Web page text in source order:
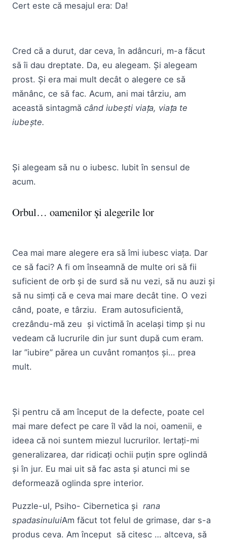
Cert este că mesajul era: Da!
Cred că a durut, dar ceva, în adâncuri, m-a făcut
să îi dau dreptate. Da, eu alegeam. Și alegeam
prost. Și era mai mult decât o alegere ce să
mănânc, ce să fac. Acum, ani mai târziu, am
această sintagmă când iubești viața, viața te
iubește.
Și alegeam să nu o iubesc. Iubit în sensul de
acum.
Orbul… oamenilor și alegerile lor
Cea mai mare alegere era să îmi iubesc viața. Dar
ce să faci? A fi om înseamnă de multe ori să fii
suficient de orb și de surd să nu vezi, să nu auzi și
să nu simți că e ceva mai mare decât tine. O vezi
când, poate, e târziu. Eram autosuficientă,
crezându-mă zeu și victimă în același timp și nu
vedeam că lucrurile din jur sunt după cum eram.
Iar ”iubire” părea un cuvânt romanțos și… prea
mult.
Și pentru că am început de la defecte, poate cel
mai mare defect pe care îl văd la noi, oamenii, e
ideea că noi suntem miezul lucrurilor. Iertați-mi
generalizarea, dar ridicați ochii puțin spre oglindă
și în jur. Eu mai uit să fac asta și atunci mi se
deformează oglinda spre interior.
Puzzle-ul, Psiho- Cibernetica și rana
spadasinuluiAm făcut tot felul de grimase, dar s-a
produs ceva. Am început să citesc … altceva, să